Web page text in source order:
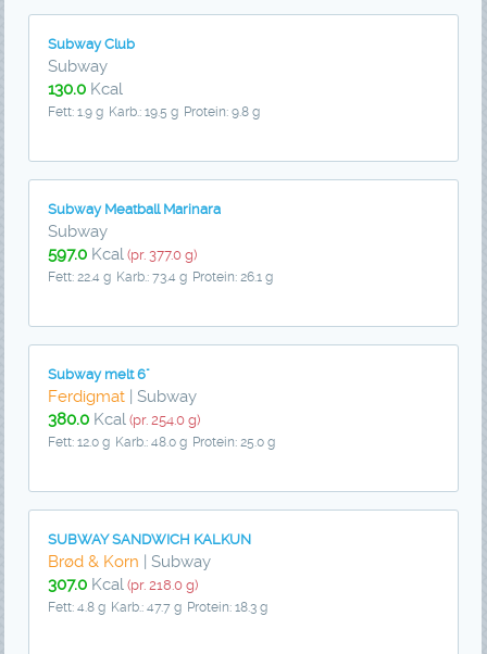
Subway Club
Subway
130.0 Kcal
Fett: 1.9 g Karb.: 19.5 g Protein: 9.8 g
Subway Meatball Marinara
Subway
597.0 Kcal (pr. 377.0 g)
Fett: 22.4 g Karb.: 73.4 g Protein: 26.1 g
Subway melt 6"
Ferdigmat | Subway
380.0 Kcal (pr. 254.0 g)
Fett: 12.0 g Karb.: 48.0 g Protein: 25.0 g
SUBWAY SANDWICH KALKUN
Brød & Korn | Subway
307.0 Kcal (pr. 218.0 g)
Fett: 4.8 g Karb.: 47.7 g Protein: 18.3 g